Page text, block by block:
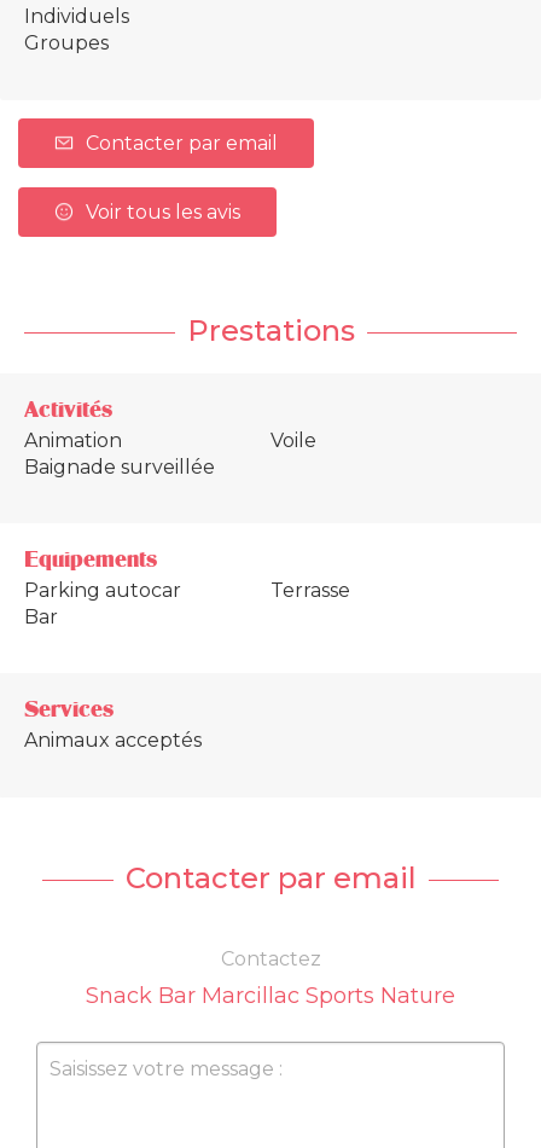
Individuels
Groupes
Contacter par email
Voir tous les avis
Prestations
Activités
Animation
Baignade surveillée
Voile
Equipements
Parking autocar
Bar
Terrasse
Services
Animaux acceptés
Contacter par email
Contactez
Snack Bar Marcillac Sports Nature